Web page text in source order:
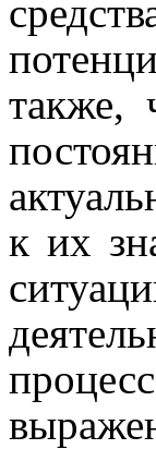
также,
к их